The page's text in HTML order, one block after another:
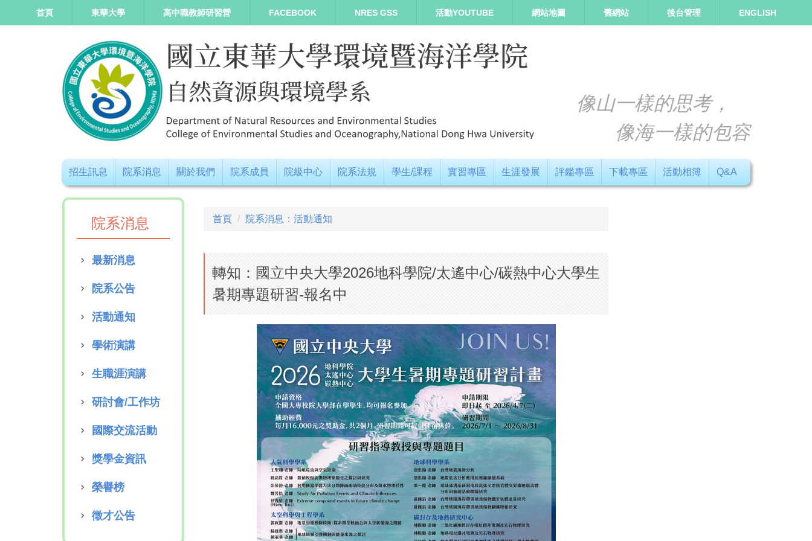
到
首頁 東華大學 高中職教師研習營 FACEBOOK NRES GSS 活動YOUTUBE 網站地圖 舊網站 後台管理 ENGLISH
像山一樣的思考，
像海一樣的包容
招生訊息 院系消息 關於我們 院系成員 院級中心 院系法規 學生/課程 實習專區 生涯發展 評鑑專區 下載專區 活動相簿 Q&A
院系消息
最新消息
院系公告
活動通知
學術演講
生職涯演講
研討會/工作坊
國際交流活動
獎學金資訊
榮譽榜
徵才公告
首頁 院系消息：活動通知
轉知：國立中央大學2026地科學院/太遙中心/碳熱中心大學生
暑期專題研習-報名中